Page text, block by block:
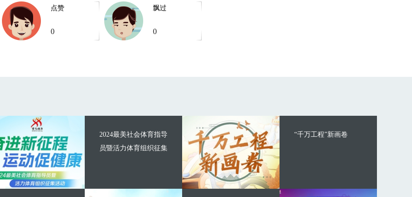
点赞
0
飘过
0
2024最美社会体育指导
员暨活力体育组织征集
“千万工程”新画卷